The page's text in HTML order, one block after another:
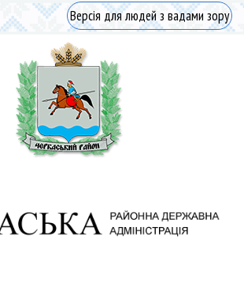
Версія для людей з вадами зору